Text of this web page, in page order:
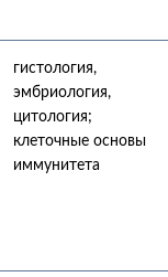
гистология,
эмбриология,
цитология;
клеточные основы
иммунитета